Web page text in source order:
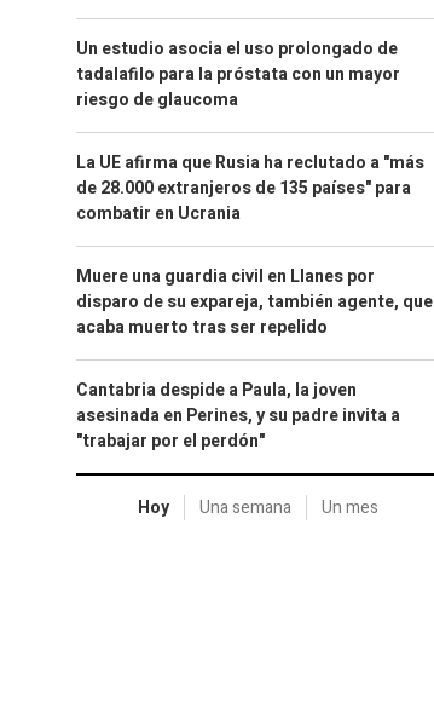
Un estudio asocia el uso prolongado de
tadalafilo para la próstata con un mayor
riesgo de glaucoma
La UE afirma que Rusia ha reclutado a "más
de 28.000 extranjeros de 135 países" para
combatir en Ucrania
Muere una guardia civil en Llanes por
disparo de su expareja, también agente, que
acaba muerto tras ser repelido
Cantabria despide a Paula, la joven
asesinada en Perines, y su padre invita a
"trabajar por el perdón"
Hoy Una semana Un mes